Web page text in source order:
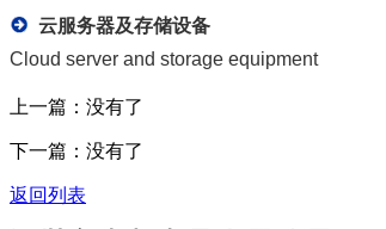
云服务器及存储设备
Cloud server and storage equipment
上一篇：没有了
下一篇：没有了
返回列表